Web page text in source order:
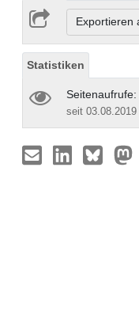
Statistiken
seit 03.08.2019